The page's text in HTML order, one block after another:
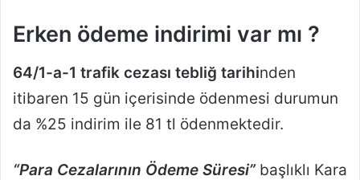
Erken ödeme indirimi var mı ?
64/1-a-1 trafik cezası tebliğ tarihinden
itibaren 15 gün içerisinde ödenmesi durumun
da %25 indirim ile 81 tl ödenmektedir.
“Para Cezalarının Ödeme Süresi” başlıklı Kara